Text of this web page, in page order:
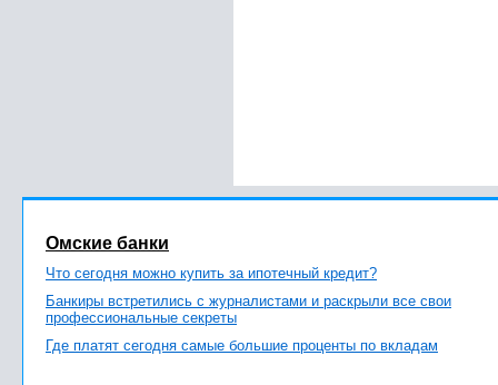
Омские банки
Что сегодня можно купить за ипотечный кредит?
Банкиры встретились с журналистами и раскрыли все свои
профессиональные секреты
Где платят сегодня самые большие проценты по вкладам